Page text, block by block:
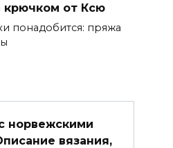
крючком от Ксю
понадобится: пряжа
норвежскими
вязания,